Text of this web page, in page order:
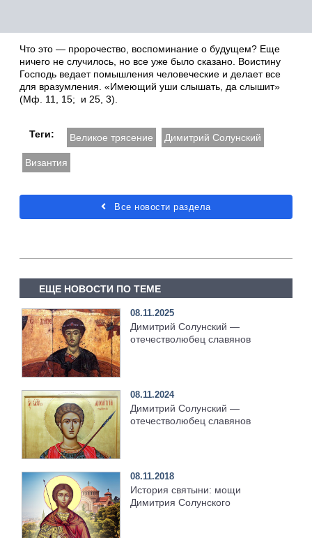
Что это — пророчество, воспоминание о будущем? Еще
ничего не случилось, но все уже было сказано. Воистину
Господь ведает помышления человеческие и делает все
для вразумления. «Имеющий уши слышать, да слышит»
(Мф. 11, 15; и 25, 3).
Теги: Великое трясение Димитрий Солунский
Византия
Все новости раздела
ЕЩЕ НОВОСТИ ПО ТЕМЕ
08.11.2025
Димитрий Солунский —
отечестволюбец славянов
08.11.2024
Димитрий Солунский —
отечестволюбец славянов
08.11.2018
История святыни: мощи
Димитрия Солунского